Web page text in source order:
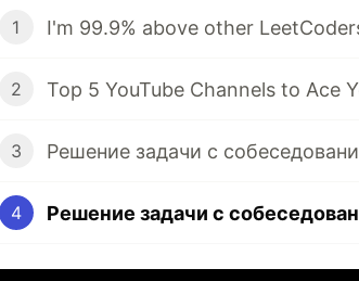
1
2 Top 5 YouTube Channels to Ace
3
4